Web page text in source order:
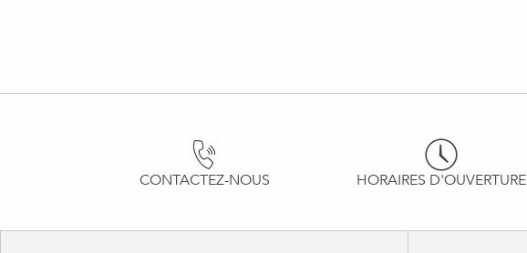
CONTACTEZ-NOUS HORAIRES D'OUVERTURE